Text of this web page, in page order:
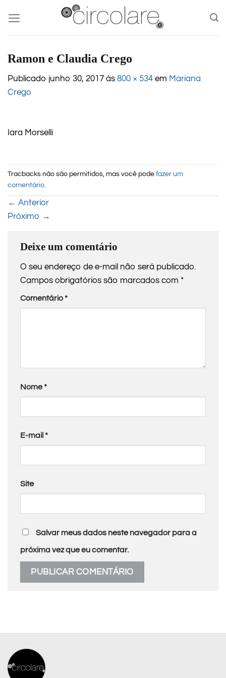
content
Ramon e Claudia Crego
Publicado junho 30, 2017 às 800 × 534 em Mariana
Crego
Iara Morselli
Tracbacks não são permitidos, mas você pode fazer um
comentário.
← Anterior
Próximo →
Deixe um comentário
O seu endereço de e-mail não será publicado.
Campos obrigatórios são marcados com *
Comentário*
Nome*
E-mail *
Site
Salvar meus dados neste navegador para a
próxima vez que eu comentar.